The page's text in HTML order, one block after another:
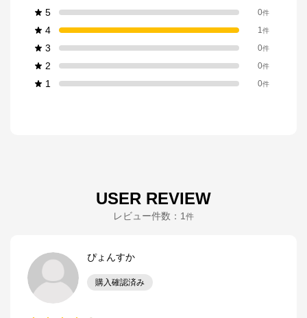
5
0件
4 1件
3 0件
2 0件
1 0件
USER REVIEW
レビュー件数： 1 件
ぴょんすか
購入確認済み